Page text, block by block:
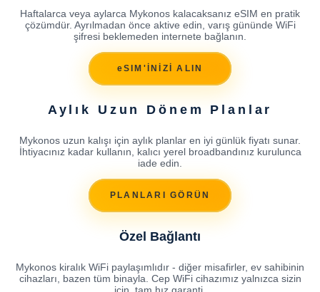
Haftalarca veya aylarca Mykonos kalacaksanız eSIM en pratik
çözümdür. Ayrılmadan önce aktive edin, varış gününde WiFi
şifresi beklemeden internete bağlanın.
eSIM'İNİZİ ALIN
Aylık Uzun Dönem Planlar
Mykonos uzun kalışı için aylık planlar en iyi günlük fiyatı sunar.
İhtiyacınız kadar kullanın, kalıcı yerel broadbandınız kurulunca
iade edin.
PLANLARI GÖRÜN
Özel Bağlantı
Mykonos kiralık WiFi paylaşımlıdır - diğer misafirler, ev sahibinin
cihazları, bazen tüm binayla. Cep WiFi cihazımız yalnızca sizin
için, tam hız garanti.